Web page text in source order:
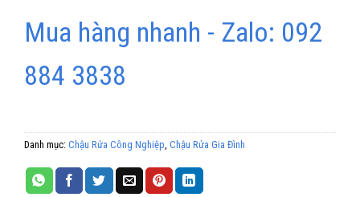
Mua hàng nhanh - Zalo: 092
884 3838
Danh mục: Chậu Rửa Công Nghiệp Chậu Rửa Gia Đình